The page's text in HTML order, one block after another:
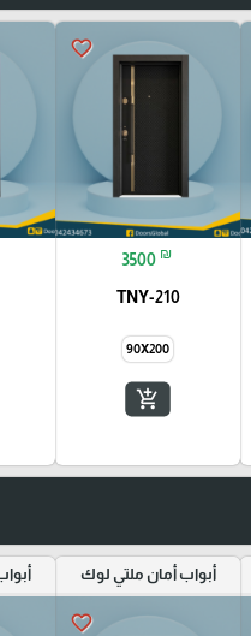
favorite_border
3500 ₪
TNY-210
90X200
add_shopping_cart
أبواب أمان ملتي لوك
favorite_border